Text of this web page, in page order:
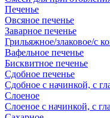
Печенье
Овсяное печенье
Заварное печенье
Грильяжное/злаковое/с
Вафельное печенье
Бисквитное печенье
Сдобное печенье
Сдобное с начинкой, с
Слоеное
Слоеное с начинкой, с